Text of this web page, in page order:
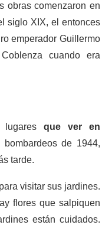
obras comenzaron en
siglo XIX, el entonces
emperador Guillermo
cuando era
lugaresque ver en
de 1944,
tarde.
visitar sus jardines.
flores que salpiquen
están cuidados.